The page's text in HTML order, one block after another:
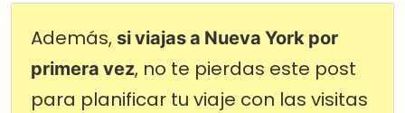
Además, si viajas a Nueva York por
primera vez, no te pierdas este post
para planificar tu viaje con las visitas